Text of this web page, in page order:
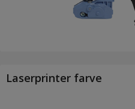
Laserprinter farve